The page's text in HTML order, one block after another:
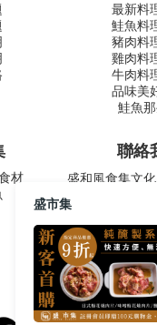
最新料
鮭魚料
豬肉料
雞肉料
牛肉料
品味美
鮭魚
材
聯絡
盛和風食集文
周一至五 9:00-
客服專線：
台北市內湖區
487
盛市集